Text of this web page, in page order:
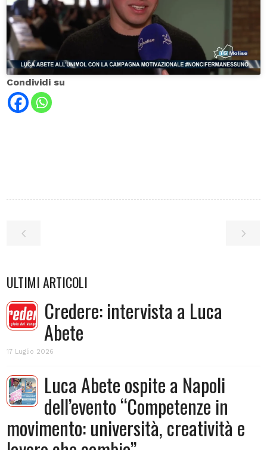
Condividi su
ULTIMI ARTICOLI
Credere: intervista a Luca
Abete
17 Luglio 2026
Luca Abete ospite a Napoli
dell’evento “Competenze in
movimento: università, creatività e